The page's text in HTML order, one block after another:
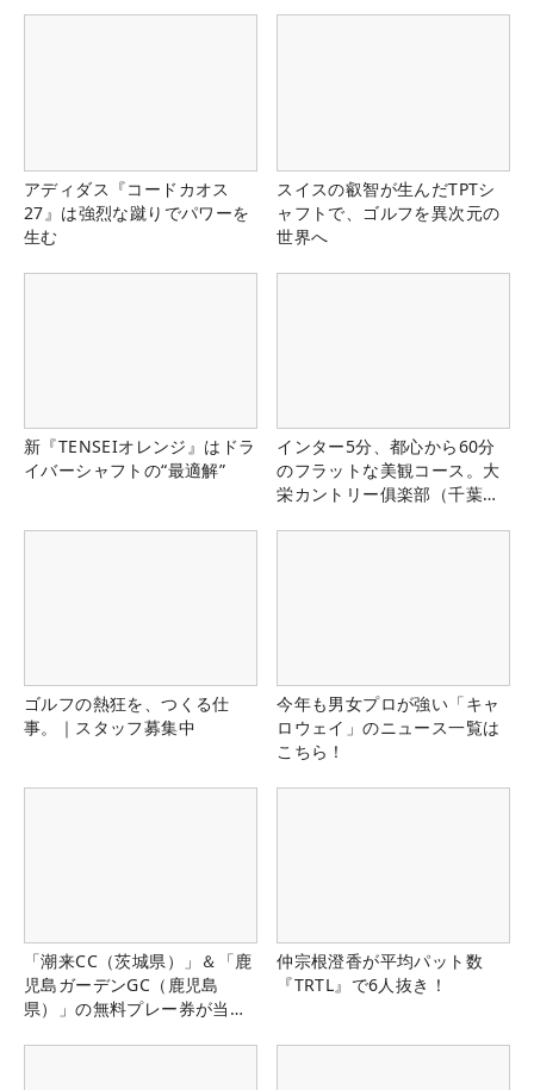
アディダス『コードカオス
27』は強烈な蹴りでパワーを
生む
スイスの叡智が生んだTPTシ
ャフトで、ゴルフを異次元の
世界へ
新『TENSEIオレンジ』はドラ
イバーシャフトの“最適解”
インター5分、都心から60分
のフラットな美観コース。大
栄カントリー俱楽部（千葉
ゴルフの熱狂を、つくる仕
事。｜スタッフ募集中
今年も男女プロが強い「キャ
ロウェイ」のニュース一覧は
こちら！
「潮来CC（茨城県）」＆「鹿
児島ガーデンGC（鹿児島
県）」の無料プレー券が当た
仲宗根澄香が平均パット数
『TRTL』で6人抜き！